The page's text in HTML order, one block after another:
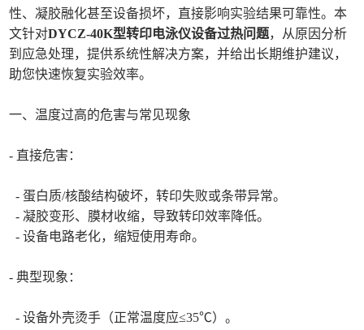
性、凝胶融化甚至设备损坏，直接影响实验结果可靠性。本
文针对DYCZ-40K型转印电泳仪设备过热问题，从原因分析
到应急处理，提供系统性解决方案，并给出长期维护建议，
助您快速恢复实验效率。
一、温度过高的危害与常见现象
- 直接危害：
- 蛋白质/核酸结构破坏，转印失败或条带异常。
- 凝胶变形、膜材收缩，导致转印效率降低。
- 设备电路老化，缩短使用寿命。
- 典型现象：
- 设备外壳烫手（正常温度应≤35℃）。